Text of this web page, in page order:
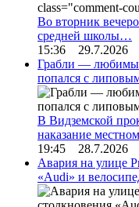
Во вторник
средней школы…
15:36 29.7.2026
Грабли —
попался с
В Видземской
наказание
19:45 28.7.2026
Авария на улице
«Audi» и